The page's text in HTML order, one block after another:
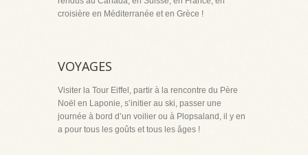
croisière en Méditerranée et en Grèce !
VOYAGES
Visiter la Tour Eiffel, partir à la rencontre du Père
Noël en Laponie, s’initier au ski, passer une
journée à bord d’un voilier ou à Plopsaland, il y en
a pour tous les goûts et tous les âges !